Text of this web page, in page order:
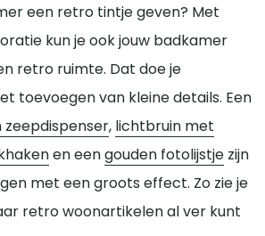
een retro tintje geven? Met
kun je ook jouw badkamer
retro ruimte. Dat doe je
toevoegen van kleine details. Een
, lichtbruin met
en eengouden fotolijstje zijn
met een groots effect. Zo zie je
retro woonartikelen al ver kunt